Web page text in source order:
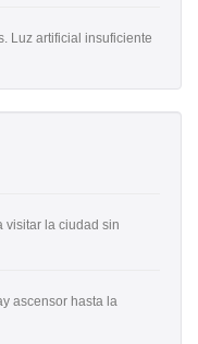
Luz artificial insuficiente
visitar la ciudad sin
ascensor hasta la